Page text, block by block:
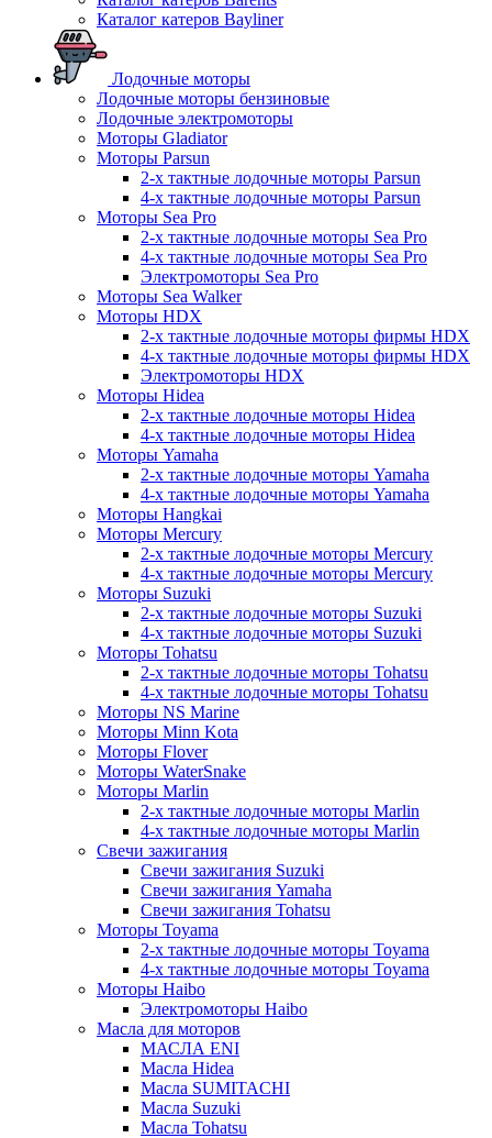
Каталог катеров Bayliner
Лодочные моторы
Лодочные моторы бензиновые
Лодочные электромоторы
Моторы Gladiator
Моторы Parsun
2-х тактные лодочные моторы Parsun
4-х тактные лодочные моторы Parsun
Моторы Sea Pro
2-х тактные лодочные моторы Sea Pro
4-х тактные лодочные моторы Sea Pro
Электромоторы Sea Pro
Моторы Sea Walker
Моторы HDX
2-х тактные лодочные моторы фирмы HDX
4-х тактные лодочные моторы фирмы HDX
Электромоторы HDX
Моторы Hidea
2-х тактные лодочные моторы Hidea
4-х тактные лодочные моторы Hidea
Моторы Yamaha
2-х тактные лодочные моторы Yamaha
4-х тактные лодочные моторы Yamaha
Моторы Hangkai
Моторы Mercury
2-х тактные лодочные моторы Mercury
4-х тактные лодочные моторы Mercury
Моторы Suzuki
2-х тактные лодочные моторы Suzuki
4-х тактные лодочные моторы Suzuki
Моторы Tohatsu
2-х тактные лодочные моторы Tohatsu
4-х тактные лодочные моторы Tohatsu
Моторы NS Marine
Моторы Minn Kota
Моторы Flover
Моторы WaterSnake
Моторы Marlin
2-х тактные лодочные моторы Marlin
4-х тактные лодочные моторы Marlin
Свечи зажигания
Свечи зажигания Suzuki
Свечи зажигания Yamaha
Свечи зажигания Tohatsu
Моторы Toyama
2-х тактные лодочные моторы Toyama
4-х тактные лодочные моторы Toyama
Моторы Haibo
Электромоторы Haibo
Масла для моторов
МАСЛА ENI
Масла Hidea
Масла SUMITACHI
Масла Suzuki
Масла Tohatsu